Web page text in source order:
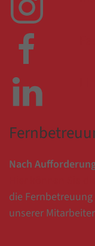
Nach
die
unserer